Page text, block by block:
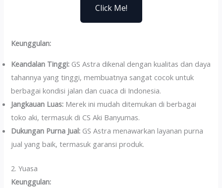
Click Me!
Keunggulan:
Keandalan Tinggi: GS Astra dikenal dengan kualitas dan daya
tahannya yang tinggi, membuatnya sangat cocok untuk
berbagai kondisi jalan dan cuaca di Indonesia.
Jangkauan Luas: Merek ini mudah ditemukan di berbagai
toko aki, termasuk di CS Aki Banyumas.
Dukungan Purna Jual: GS Astra menawarkan layanan purna
jual yang baik, termasuk garansi produk.
2. Yuasa
Keunggulan: